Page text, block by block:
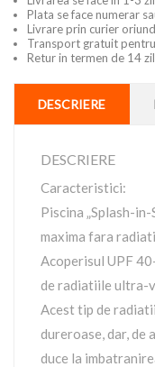
Plata se face numerar
Livrare prin curier
Transport gratuit
Retur in termen de 14
DESCRIERE
DESCRIERE
Caracteristici:
Piscina „Splash-
maxima fara
Acoperisul UPF
de radiatiile ultra-
Acest tip de
dureroase, dar, de
duce la